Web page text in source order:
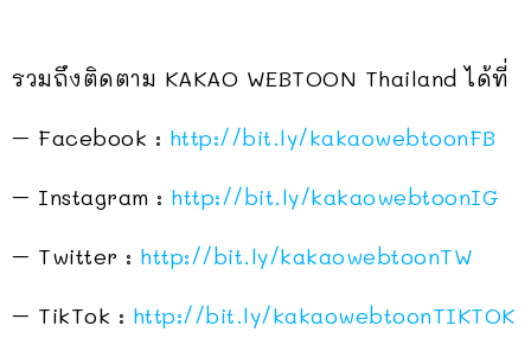
รวมถึงติดตาม KAKAO WEBTOON Thailand ได้ที่
– Facebook : http://bit.ly/kakaowebtoonFB
– Instagram : http://bit.ly/kakaowebtoonIG
– Twitter : http://bit.ly/kakaowebtoonTW
– TikTok : http://bit.ly/kakaowebtoonTIKTOK